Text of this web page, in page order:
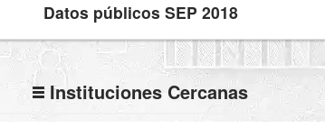
Datos públicos SEP 2018
Instituciones Cercanas